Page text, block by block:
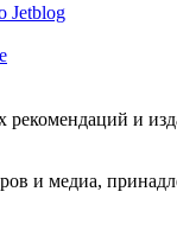
Jetblog
и
и медиа,